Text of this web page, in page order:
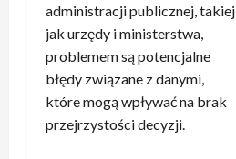
administracji publicznej, takiej
jak urzędy i ministerstwa,
problemem są potencjalne
błędy związane z danymi,
które mogą wpływać na brak
przejrzystości decyzji.